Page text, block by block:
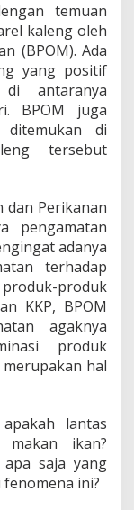
temuan
kaleng oleh
(BPOM). Ada
yang positif
antaranya
BPOM juga
ditemukan di
tersebut
dan Perikanan
pengamatan
adanya
terhadap
produk
KKP, BPOM
agaknya
produk
hal
lantas
ikan?
apa saja yang
ini?